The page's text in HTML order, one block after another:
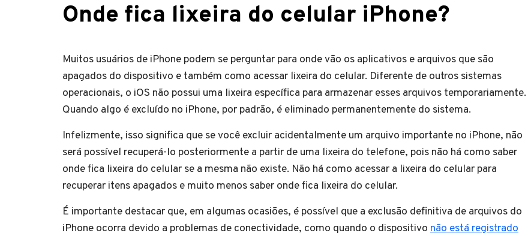
Onde fica lixeira do celular iPhone?
Muitos usuários de iPhone podem se perguntar para onde vão os aplicativos e arquivos que são
apagados do dispositivo e também como acessar lixeira do celular. Diferente de outros sistemas
operacionais, o iOS não possui uma lixeira específica para armazenar esses arquivos temporariamente.
Quando algo é excluído no iPhone, por padrão, é eliminado permanentemente do sistema.
Infelizmente, isso significa que se você excluir acidentalmente um arquivo importante no iPhone, não
será possível recuperá-lo posteriormente a partir de uma lixeira do telefone, pois não há como saber
onde fica lixeira do celular se a mesma não existe. Não há como acessar a lixeira do celular para
recuperar itens apagados e muito menos saber onde fica lixeira do celular.
É importante destacar que, em algumas ocasiões, é possível que a exclusão definitiva de arquivos do
iPhone ocorra devido a problemas de conectividade, como quando o dispositivo não está registrado